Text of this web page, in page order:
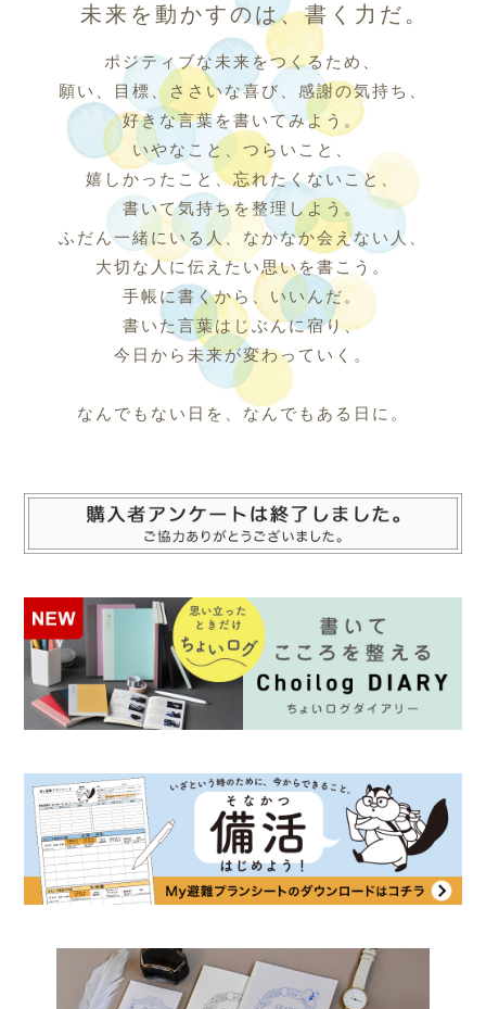
未来を動かすのは、書く力だ。
ポジティブな未来をつくるため、
願い、目標、ささいな喜び、感謝の気持ち、
好きな言葉を書いてみよう。
いやなこと、つらいこと、
嬉しかったこと、忘れたくないこと、
書いて気持ちを整理しよう。
ふだん一緒にいる人、なかなか会えない人、
大切な人に伝えたい思いを書こう。
手帳に書くから、いいんだ。
書いた言葉はじぶんに宿り、
今日から未来が変わっていく。
なんでもない日を、なんでもある日に。